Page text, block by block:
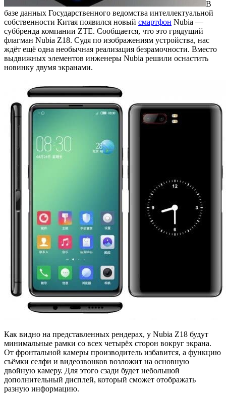
В
базе данных Государственного ведомства интеллектуальной
собственности Китая появился новый смартфон Nubia —
суббренда компании ZTE. Сообщается, что это грядущий
флагман Nubia Z18. Судя по изображениям устройства, нас
ждёт ещё одна необычная реализация безрамочности. Вместо
выдвижных элементов инженеры Nubia решили оснастить
новинку двумя экранами.
Как видно на представленных рендерах, у Nubia Z18 будут
минимальные рамки со всех четырёх сторон вокруг экрана.
От фронтальной камеры производитель избавится, а функцию
съёмки селфи и видеозвонков возложит на основную
двойную камеру. Для этого сзади будет небольшой
дополнительный дисплей, который сможет отображать
разную информацию.